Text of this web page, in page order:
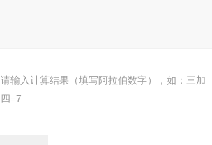
请输入计算结果（填写阿拉伯数字），如：三加
四=7